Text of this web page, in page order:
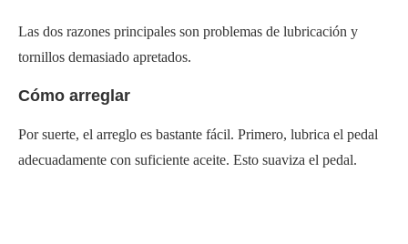
Las dos razones principales son problemas de lubricación y
tornillos demasiado apretados.
Cómo arreglar
Por suerte, el arreglo es bastante fácil. Primero, lubrica el pedal
adecuadamente con suficiente aceite. Esto suaviza el pedal.